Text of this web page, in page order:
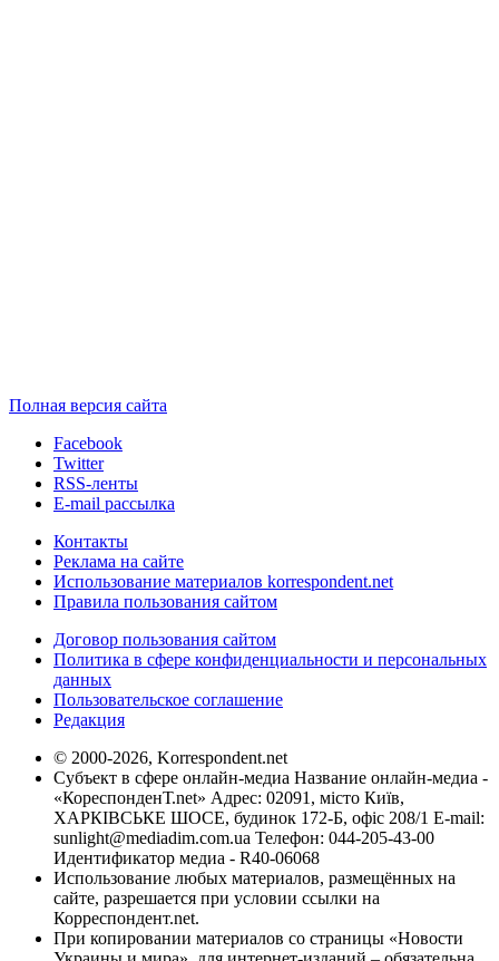
Полная версия сайта
Facebook
Twitter
RSS-ленты
E-mail рассылка
Контакты
Реклама на сайте
Использование материалов korrespondent.net
Правила пользования сайтом
Договор пользования сайтом
Политика в сфере конфиденциальности и персональных
данных
Пользовательское соглашение
Редакция
© 2000-2026, Korrespondent.net
Субъект в сфере онлайн-медиа Название онлайн-медиа -
«КореспонденТ.net» Адрес: 02091, місто Київ,
ХАРКІВСЬКЕ ШОСЕ, будинок 172-Б, офіс 208/1 E-mail:
sunlight@mediadim.com.ua Телефон: 044-205-43-00
Идентификатор медиа - R40-06068
Использование любых материалов, размещённых на
сайте, разрешается при условии ссылки на
Корреспондент.net.
При копировании материалов со страницы «Новости